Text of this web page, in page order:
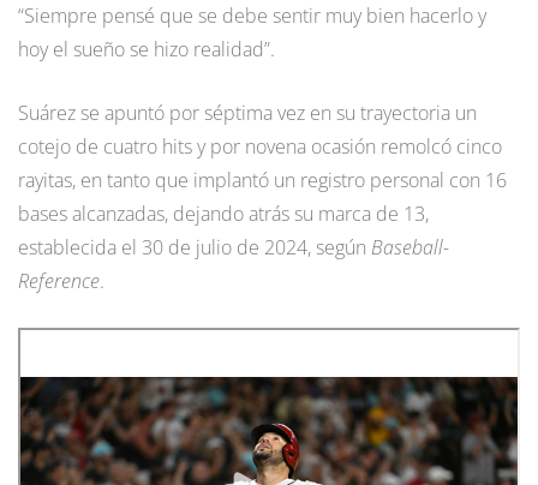
“Siempre pensé que se debe sentir muy bien hacerlo y
hoy el sueño se hizo realidad”.
Suárez se apuntó por séptima vez en su trayectoria un
cotejo de cuatro hits y por novena ocasión remolcó cinco
rayitas, en tanto que implantó un registro personal con 16
bases alcanzadas, dejando atrás su marca de 13,
establecida el 30 de julio de 2024, según Baseball-
Reference.